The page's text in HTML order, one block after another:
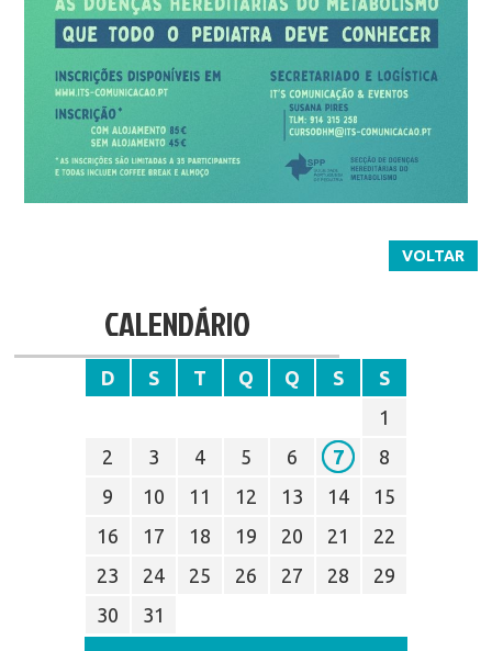
VOLTAR
CALENDÁRIO
D S T Q Q S
S
1
2
3 4 5 6 7
8
9
10 11 12 13 14
15
16
17 18 19 20 21
22
23
24 25 26 27 28
29
30
31